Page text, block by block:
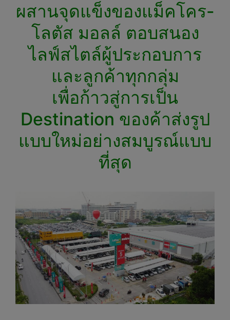
ผสานจุดแข็งของแม็คโคร-
โลตัส มอลล์ ตอบสนอง
ไลฟ์สไตล์ผู้ประกอบการ
และลูกค้าทุกกลุ่ม
เพื่อก้าวสู่การเป็น
Destination ของค้าส่งรูป
แบบใหม่อย่างสมบูรณ์แบบ
ที่สุด